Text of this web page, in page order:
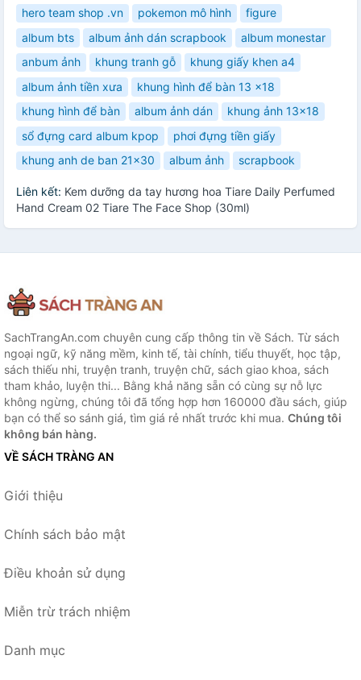
hero team shop .vn
pokemon mô hình
figure
album bts
album ảnh dán scrapbook
album monestar
anbum ảnh
khung tranh gỗ
khung giấy khen a4
album ảnh tiền xưa
khung hình để bàn 13 x18
khung hình để bàn
album ảnh dán
khung ảnh 13x18
sổ đựng card album kpop
phơi đựng tiền giấy
khung anh de ban 21x30
album ảnh scrapbook
Liên kết: Kem dưỡng da tay hương hoa Tiare Daily Perfumed
Hand Cream 02 Tiare The Face Shop (30ml)
SachTrangAn.com chuyên cung cấp thông tin về Sách. Từ sách
ngoại ngữ, kỹ năng mềm, kinh tế, tài chính, tiểu thuyết, học tập,
sách thiếu nhi, truyện tranh, truyện chữ, sách giao khoa, sách
tham khảo, luyện thi... Bằng khả năng sẵn có cùng sự nỗ lực
không ngừng, chúng tôi đã tổng hợp hơn 160000 đầu sách, giúp
bạn có thể so sánh giá, tìm giá rẻ nhất trước khi mua. Chúng tôi
không bán hàng.
VỀ SÁCH TRÀNG AN
Giới thiệu
Chính sách bảo mật
Điều khoản sử dụng
Miễn trừ trách nhiệm
Danh mục